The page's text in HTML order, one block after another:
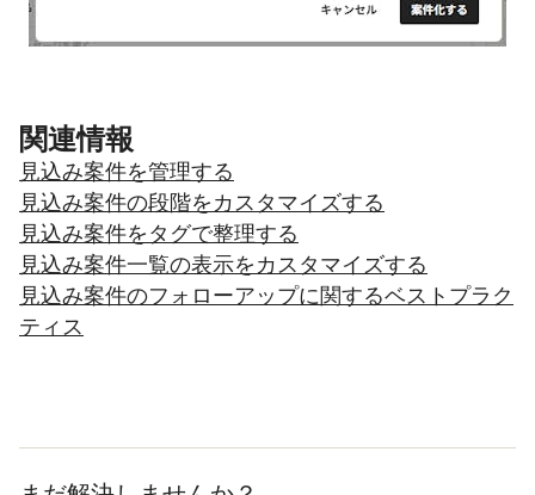
関連情報
見込み案件を管理する
見込み案件の段階をカスタマイズする
見込み案件をタグで整理する
見込み案件一覧の表示をカスタマイズする
見込み案件のフォローアップに関するベストプラク
ティス